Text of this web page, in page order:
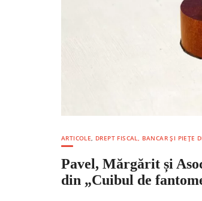
ARTICOLE DREPT FISCAL, BANCAR ȘI PIEȚE
Pavel, Mărgărit și
din „Cuibul de